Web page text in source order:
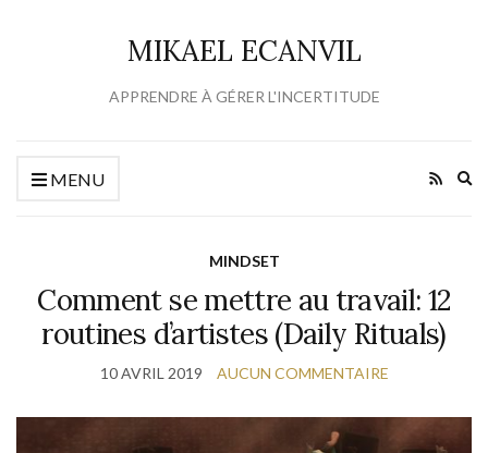
MIKAEL ECANVIL
APPRENDRE À GÉRER L'INCERTITUDE
MENU
MINDSET
Comment se mettre au travail: 12
routines d’artistes (Daily Rituals)
10 AVRIL 2019 AUCUN COMMENTAIRE